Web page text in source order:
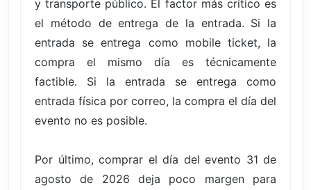
y transporte público. El factor más crítico es
el método de entrega de la entrada. Si la
entrada se entrega como mobile ticket, la
compra el mismo día es técnicamente
factible. Si la entrada se entrega como
entrada física por correo, la compra el día del
evento no es posible.
Por último, comprar el día del evento 31 de
agosto de 2026 deja poco margen para